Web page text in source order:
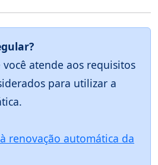
atende aos requisitos
para utilizar a
renovação automática da